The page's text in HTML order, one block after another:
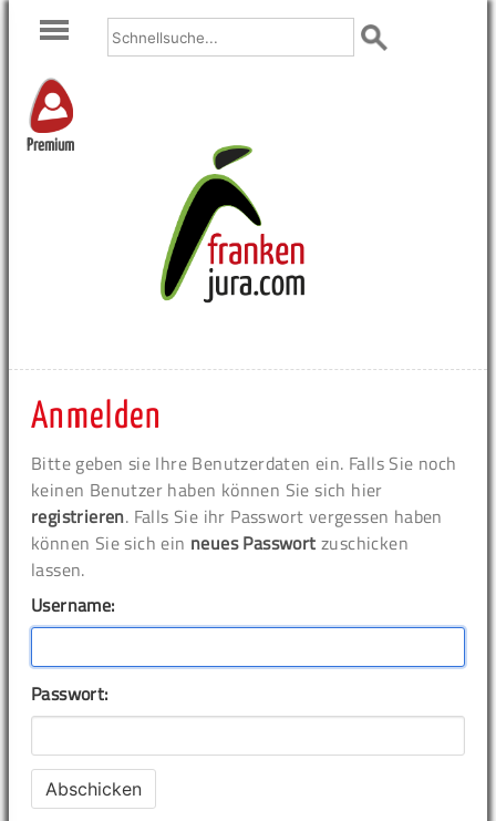
Premium
Anmelden
Bitte geben sie Ihre Benutzerdaten ein. Falls Sie noch
keinen Benutzer haben können Sie sich hier
registrieren. Falls Sie ihr Passwort vergessen haben
können Sie sich ein neues Passwort zuschicken
lassen.
Username:
Passwort: